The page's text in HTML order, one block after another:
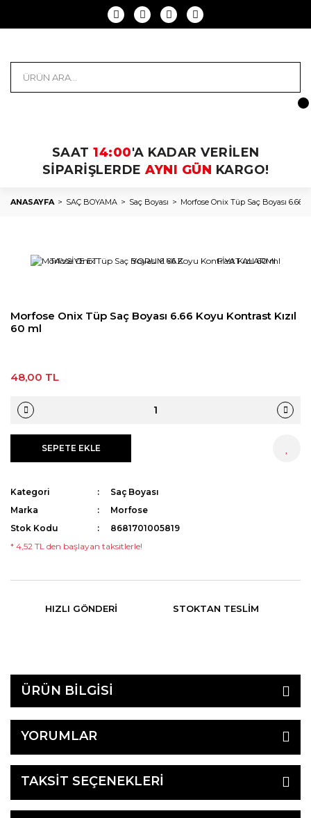
SAAT 14:00'A KADAR VERİLEN
SİPARİŞLERDE AYNI GÜN KARGO!
ANASAYFA SAÇ BOYAMA Saç Boyası Morfose Onix Tüp Saç Boyası 6.66
TAVSİYE ET YORUM YAZ FİYAT ALARMI
Morfose Onix Tüp Saç Boyası 6.66 Koyu Kontrast Kızıl
60 ml
48,00 TL
SEPETE EKLE
Kategori
Saç Boyası
Marka
Morfose
Stok Kodu
8681701005819
* 4,52 TL den başlayan taksitlerle!
HIZLI GÖNDERI STOKTAN TESLIM
ÜRÜN BİLGİSİ
YORUMLAR
TAKSİT SEÇENEKLERİ